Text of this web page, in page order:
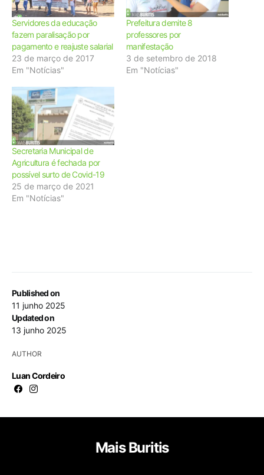
Published on
11 junho 2025
Updated on
13 junho 2025
AUTHOR
Luan Cordeiro
Servidores da educação
fazem paralisação por
pagamento e reajuste salarial
23 de março de 2017
Em "Notícias"
Prefeitura demite 8
professores por
manifestação
3 de setembro de 2018
Em "Notícias"
Secretaria Municipal de
Agricultura é fechada por
possível surto de Covid-19
25 de março de 2021
Em "Notícias"
Mais Buritis